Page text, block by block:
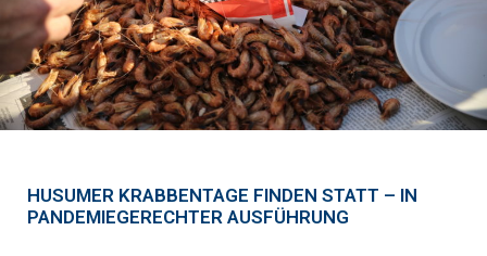
HUSUMER KRABBENTAGE FINDEN STATT – IN
PANDEMIEGERECHTER AUSFÜHRUNG